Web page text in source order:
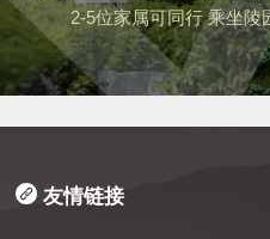
2-5位家属可同行 乘坐陵
友情链接